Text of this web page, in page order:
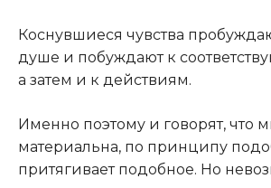
Коснувшиеся чувства
душе и побуждают к
а затем и к действиям.
Именно поэтому и говорят, что
материальна, по принципу
притягивает подобное. Но